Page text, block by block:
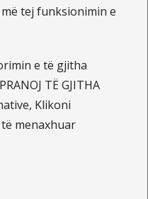
rrugëtimin
Sigurimi Sh.A
tej funksionimin e
e të gjitha
TË GJITHA
Klikoni
të menaxhuar